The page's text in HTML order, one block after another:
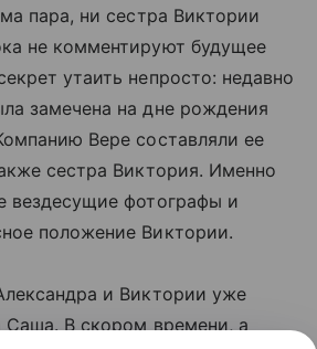
пара, ни сестра Виктории
не комментируют будущее
утаить непросто: недавно
замечена на дне рождения
Вере составляли ее
сестра Виктория. Именно
вездесущие фотографы и
положение Виктории.
и Виктории уже
Саша. В скором времени, а